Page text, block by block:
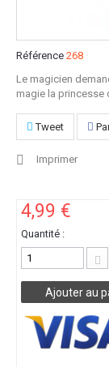
Référence 268
Le magicien
magie la princesse
Tweet
Imprimer
4,99 €
Quantité :
Ajouter au